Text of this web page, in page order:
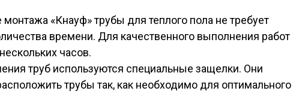
«Кнауф» трубы для теплого пола не требует
времени. Для качественного выполнения работ
часов.
труб используются специальные защелки. Они
трубы так, как необходимо для оптимального